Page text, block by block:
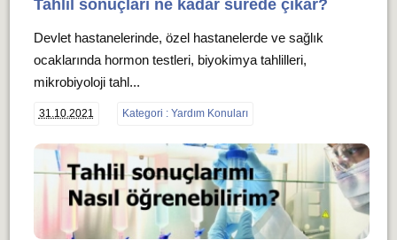
Tahlil sonuçları ne kadar sürede çıkar?
Devlet hastanelerinde, özel hastanelerde ve sağlık
ocaklarında hormon testleri, biyokimya tahlilleri,
mikrobiyoloji tahl...
31.10.2021 Kategori : Yardım Konuları